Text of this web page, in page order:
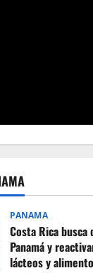
PANAMA
Costa Rica
Panamá y
lácteos y